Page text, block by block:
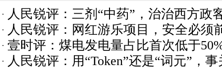
人民锐评：三剂“中药”，治治西方政
人民锐评：网红游乐项目，安全必须
壹时评：煤电发电量占比首次低于
人民锐评：用“Token”还是“词元”，